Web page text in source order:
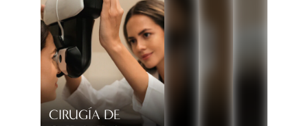
CIRUGÍA DE